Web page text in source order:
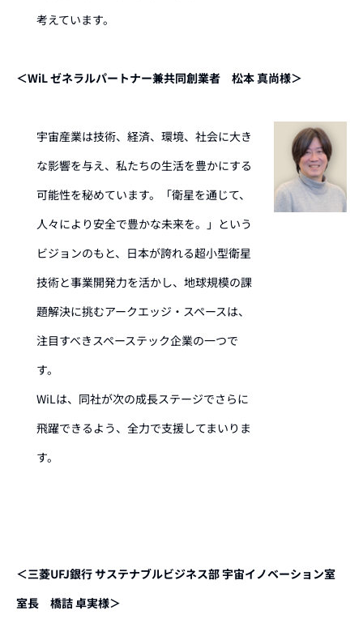
考えています。
＜WiL ゼネラルパートナー兼共同創業者 松本 真尚様＞
宇宙産業は技術、経済、環境、社会に大き
な影響を与え、私たちの生活を豊かにする
可能性を秘めています。「衛星を通じて、
人々により安全で豊かな未来を。」という
ビジョンのもと、日本が誇れる超小型衛星
技術と事業開発力を活かし、地球規模の課
題解決に挑むアークエッジ・スペースは、
注目すべきスペーステック企業の一つで
す。
WiLは、同社が次の成長ステージでさらに
飛躍できるよう、全力で支援してまいりま
す。
＜三菱UFJ銀行 サステナブルビジネス部 宇宙イノベーション室
室長 橋詰 卓実様＞